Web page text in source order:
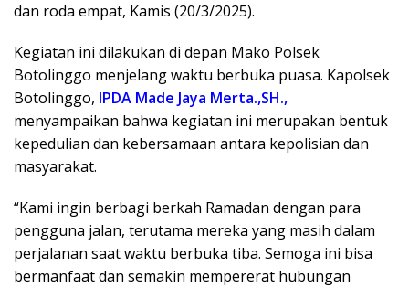
dan roda empat, Kamis (20/3/2025).
Kegiatan ini dilakukan di depan Mako Polsek
Botolinggo menjelang waktu berbuka puasa. Kapolsek
Botolinggo, IPDA Made Jaya Merta.,SH.,
menyampaikan bahwa kegiatan ini merupakan bentuk
kepedulian dan kebersamaan antara kepolisian dan
masyarakat.
“Kami ingin berbagi berkah Ramadan dengan para
pengguna jalan, terutama mereka yang masih dalam
perjalanan saat waktu berbuka tiba. Semoga ini bisa
bermanfaat dan semakin mempererat hubungan